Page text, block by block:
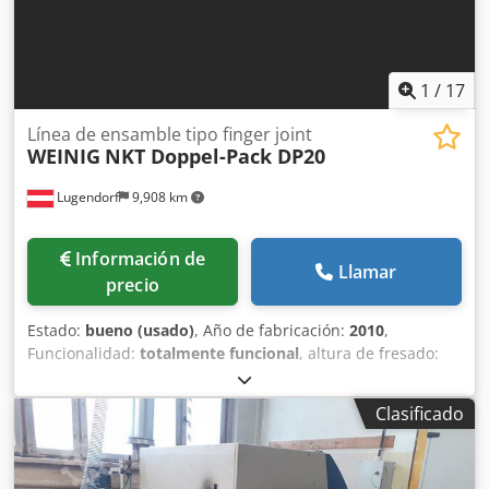
1 / 17
Lugendorf 9,908 km
Línea de ensamble tipo finger joint
WEINIG NKT Doppel-Pack DP20
Información de
precio
Llamar
Estado: bueno (usado), Año de fabricación: 2010,
Funcionalidad: totalmente funcional, altura de fresado:
, Línea de ensamblaje de machihembrado WEINIG
NKT, doble unidad DP20 Un sistema industrial de
ensamblaje de machihembrado, diseñado para la máxima
precisión y eficiencia. Especificaciones técnicas: Longitud
de entrada de la madera: mín. 130 mm | máx. 1000 mm
Clasificado